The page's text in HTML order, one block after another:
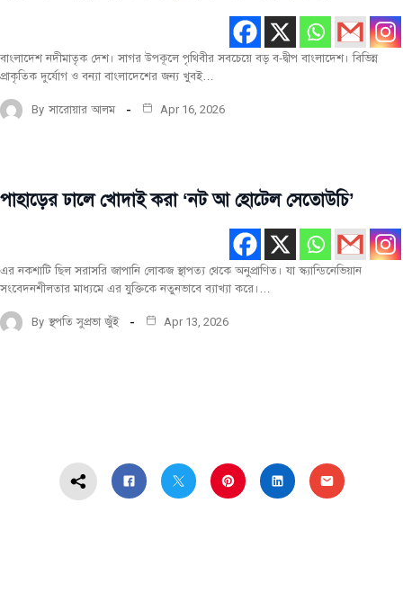
নির্মাণ
কৌশল
নির্মাণে
বিশেষ
রচনা
বাংলাদেশ নদীমাতৃক দেশ। সাগর উপকূলে পৃথিবীর সবচেয়ে বড় ব-দ্বীপ বাংলাদেশ। বিভিন্ন
প্রাকৃতিক দুর্যোগ ও বন্যা বাংলাদেশের জন্য খুবই…
By সারোয়ার আলম Apr 16, 2026
টপ-
রচনা
স্থাপত্য
স্থাপত্য
পাহাড়ের ঢালে খোদাই করা ‘নট আ হোটেল সেতোউচি’
এর নকশাটি ছিল সরাসরি জাপানি লোকজ স্থাপত্য থেকে অনুপ্রাণিত। যা স্ক্যান্ডিনেভিয়ান
সংবেদনশীলতার মাধ্যমে এর যুক্তিকে নতুনভাবে ব্যাখ্যা করে।…
By স্থপতি সুপ্রভা জুঁই Apr 13, 2026